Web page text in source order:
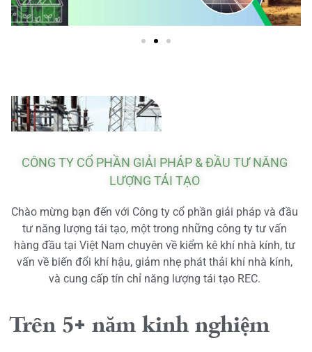
CÔNG TY CỔ PHẦN GIẢI PHÁP & ĐẦU TƯ NĂNG
LƯỢNG TÁI TẠO
Chào mừng bạn đến với Công ty cổ phần giải pháp và đầu
tư năng lượng tái tạo, một trong những công ty tư vấn
hàng đầu tại Việt Nam chuyên về kiểm kê khí nhà kính, tư
vấn về biến đổi khí hậu, giảm nhẹ phát thải khí nhà kính,
và cung cấp tín chỉ năng lượng tái tạo REC.
Trên 5+ năm kinh nghiệm